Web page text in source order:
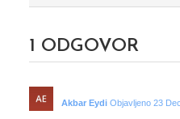
1 ODGOVOR
Akbar Eydi Objavljeno 23